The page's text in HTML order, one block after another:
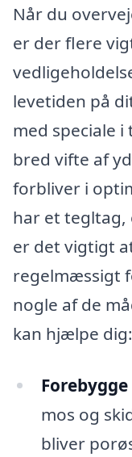
Når du
er der flere
levetiden på
med speciale
bred vifte af
forbliver i
har et
er det vigtigt
regelmæssigt
nogle af de
kan hjælpe dig:
mos og
bliver